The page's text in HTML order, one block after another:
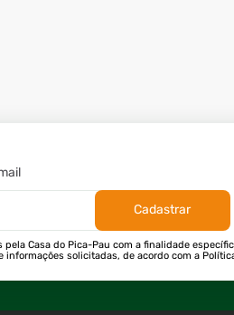
Cadastrar
Casa do Pica-Pau com a finalidade
solicitadas, de acordo com a